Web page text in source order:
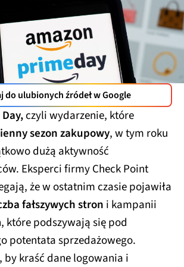
do ulubionych źródeł w Google
czyli wydarzenie, które
sezon zakupowy, w tym roku
dużą aktywność
Eksperci firmy Check Point
że w ostatnim czasie pojawiła
fałszywych stron i kampanii
które podszywają się pod
potentata sprzedażowego.
by kraść dane logowania i